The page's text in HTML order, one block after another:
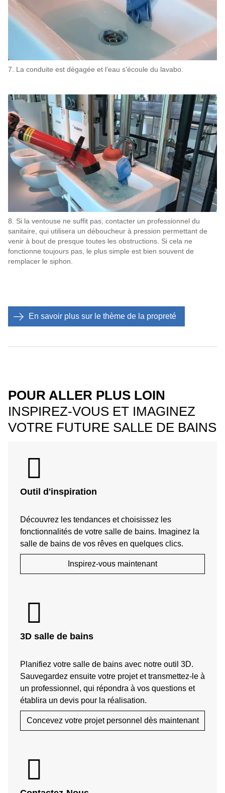
7. La conduite est dégagée et l’eau s’écoule du lavabo.
8. Si la ventouse ne suffit pas, contacter un professionnel du
sanitaire, qui utilisera un déboucheur à pression permettant de
venir à bout de presque toutes les obstructions. Si cela ne
fonctionne toujours pas, le plus simple est bien souvent de
remplacer le siphon.
En savoir plus sur le thème de la propreté
POUR ALLER PLUS LOIN
INSPIREZ-VOUS ET IMAGINEZ
VOTRE FUTURE SALLE DE BAINS
Outil d'inspiration
Découvrez les tendances et choisissez les
fonctionnalités de votre salle de bains. Imaginez la
salle de bains de vos rêves en quelques clics.
Inspirez-vous maintenant
3D salle de bains
Planifiez votre salle de bains avec notre outil 3D.
Sauvegardez ensuite votre projet et transmettez-le à
un professionnel, qui répondra à vos questions et
établira un devis pour la réalisation.
Concevez votre projet personnel dès maintenant